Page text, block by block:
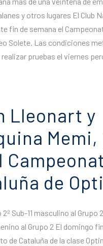
y otros lugares El Club
fin de semana el
Solete. Las condiciones
pruebas el viernes
Lleonart y
Memi,
de
Sub-11 masculino al Grupo
al Grupo 2 El domingo
de Cataluña de la clase